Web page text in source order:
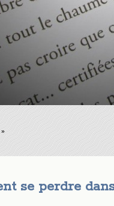
se perdre